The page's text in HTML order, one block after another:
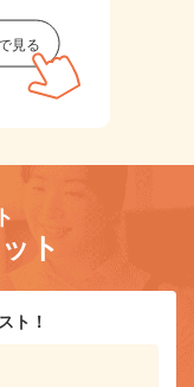
ト
ト！